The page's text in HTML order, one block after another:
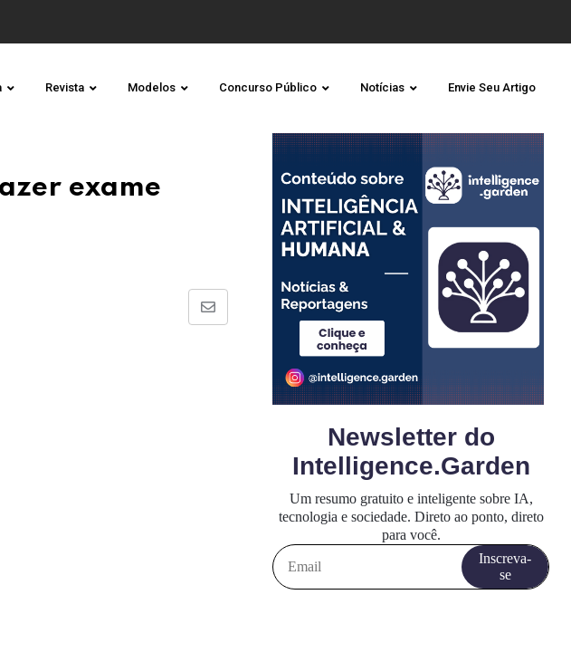
Revista Modelos Concurso Público Notícias Envie Seu Artigo
exame
Share